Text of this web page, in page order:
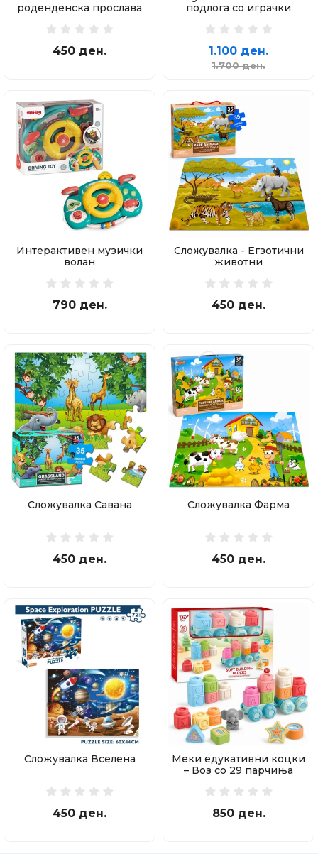
роденденска прослава
450 ден.
подлога со играчки
1.100 ден.
1.700 ден.
Интерактивен музички
волан
790 ден.
Сложувалка - Егзотични
животни
450 ден.
Сложувалка Савана
450 ден.
Сложувалка Фарма
450 ден.
Сложувалка Вселена
450 ден.
Меки едукативни коцки
– Воз со 29 парчиња
850 ден.